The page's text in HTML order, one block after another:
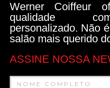
Werner Coiffeur
qualidade
personalizado. Não
salão mais querido
ASSINE NOSSA